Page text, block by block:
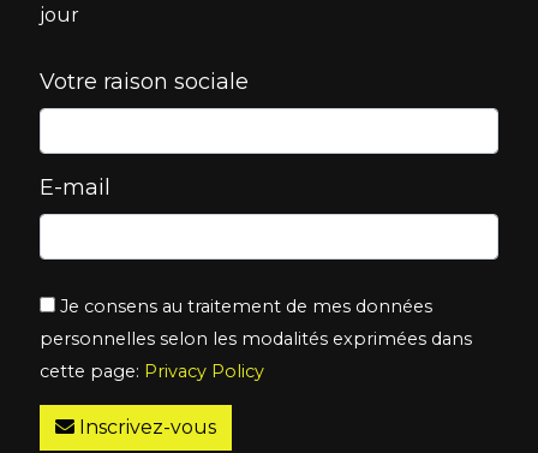
jour
Votre raison sociale
E-mail
Je consens au traitement de mes données
personnelles selon les modalités exprimées dans
cette page: Privacy Policy
Inscrivez-vous